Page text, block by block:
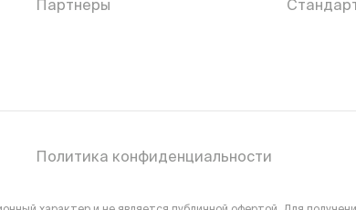
Партнеры
Политика конфиденциальности